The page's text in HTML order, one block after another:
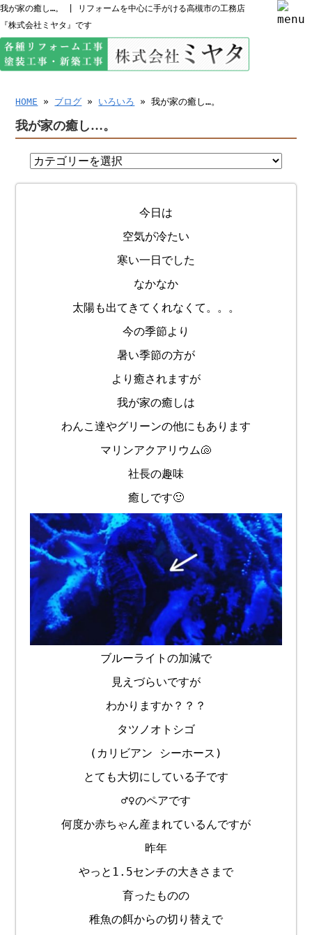
我が家の癒し…。 | リフォームを中心に手がける高槻市の工務店
『株式会社ミヤタ』です
HOME » ブログ » いろいろ » 我が家の癒し…。
我が家の癒し…。
今日は
空気が冷たい
寒い一日でした
なかなか
太陽も出てきてくれなくて。。。
今の季節より
暑い季節の方が
より癒されますが
我が家の癒しは
わんこ達やグリーンの他にもあります
マリンアクアリウム🐚
社長の趣味
癒しです🙂
ブルーライトの加減で
見えづらいですが
わかりますか？？？
タツノオトシゴ
(カリビアン シーホース)
とても大切にしている子です
♂♀のペアです
何度か赤ちゃん産まれているんですが
昨年
やっと1.5センチの大きさまで
育ったものの
稚魚の餌からの切り替えで